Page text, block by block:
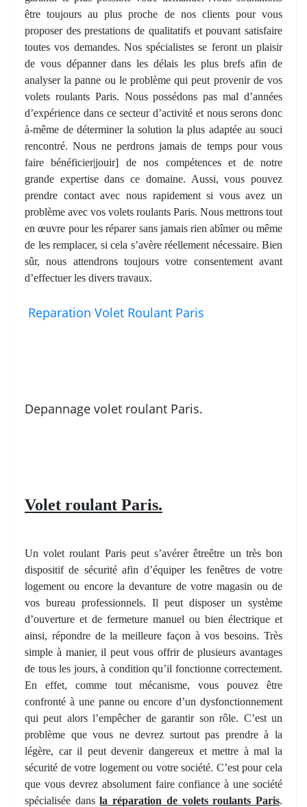
être toujours au plus proche de nos clients pour vous
proposer des prestations de qualitatifs et pouvant satisfaire
toutes vos demandes. Nos spécialistes se feront un plaisir
de vous dépanner dans les délais les plus brefs afin de
analyser la panne ou le problème qui peut provenir de vos
volets roulants Paris. Nous possédons pas mal d’années
d’expérience dans ce secteur d’activité et nous serons donc
à-même de déterminer la solution la plus adaptée au souci
rencontré. Nous ne perdrons jamais de temps pour vous
faire bénéficier|jouir] de nos compétences et de notre
grande expertise dans ce domaine. Aussi, vous pouvez
prendre contact avec nous rapidement si vous avez un
problème avec vos volets roulants Paris. Nous mettrons tout
en œuvre pour les réparer sans jamais rien abîmer ou même
de les remplacer, si cela s’avère réellement nécessaire. Bien
sûr, nous attendrons toujours votre consentement avant
d’effectuer les divers travaux.
Reparation Volet Roulant Paris
Depannage volet roulant Paris.
Volet roulant Paris.
Un volet roulant Paris peut s’avérer êtreêtre un très bon
dispositif de sécurité afin d’équiper les fenêtres de votre
logement ou encore la devanture de votre magasin ou de
vos bureau professionnels. Il peut disposer un système
d’ouverture et de fermeture manuel ou bien électrique et
ainsi, répondre de la meilleure façon à vos besoins. Très
simple à manier, il peut vous offrir de plusieurs avantages
de tous les jours, à condition qu’il fonctionne correctement.
En effet, comme tout mécanisme, vous pouvez être
confronté à une panne ou encore d’un dysfonctionnement
qui peut alors l’empêcher de garantir son rôle. C’est un
problème que vous ne devrez surtout pas prendre à la
légère, car il peut devenir dangereux et mettre à mal la
sécurité de votre logement ou votre société. C’est pour cela
que vous devrez absolument faire confiance à une société
spécialisée dansla réparation de volets roulants Paris.